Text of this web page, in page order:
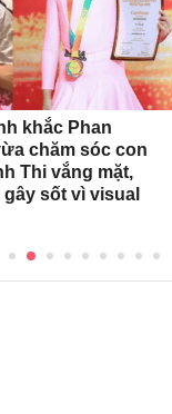
khắc Phan
chăm sóc con
Thi vắng mặt,
sốt vì visual